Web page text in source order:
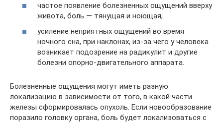
частое появление болезненных ощущений вверху
живота, боль — тянущая и ноющая;
усиление неприятных ощущений во время
ночного сна, при наклонах, из-за чего у человека
возникает подозрение на радикулит и другие
болезни опорно-двигательного аппарата.
Болезненные ощущения могут иметь разную
локализацию в зависимости от того, в какой части
железы сформировалась опухоль. Если новообразование
поразило головку органа, боль будет локализоваться с